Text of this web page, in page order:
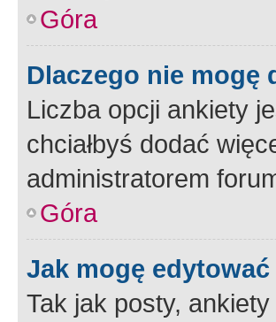
Góra
Dlaczego nie mogę
Liczba opcji ankiety
chciałbyś dodać
administratorem
Góra
Jak mogę
Tak jak posty,